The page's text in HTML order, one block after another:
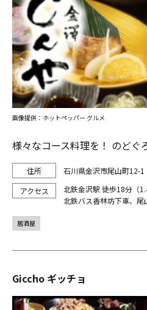
様々なコース料理を！ のどぐ
石川県金沢市尾山町12-1
北鉄金沢駅 徒歩18分（
北鉄バス香林坊下車、尾
画像提供：ホットペッパー グルメ
居酒屋
Giccho ギッチョ